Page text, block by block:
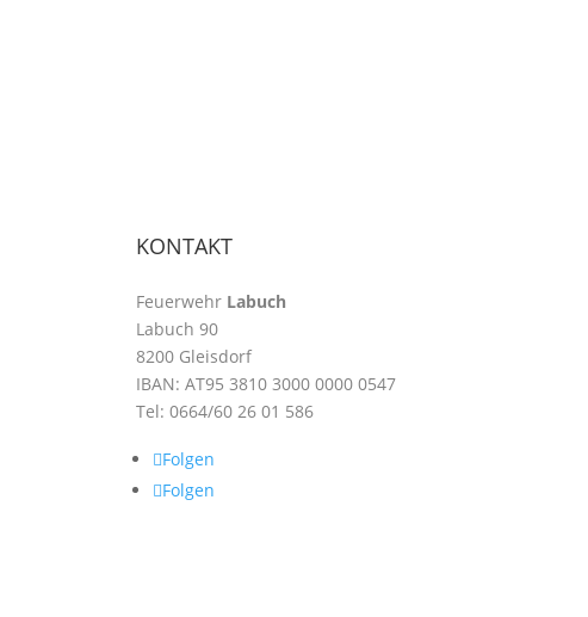
KONTAKT
Feuerwehr Labuch
Labuch 90
8200 Gleisdorf
IBAN: AT95 3810 3000 0000 0547
Tel: 0664/60 26 01 586
Folgen
Folgen